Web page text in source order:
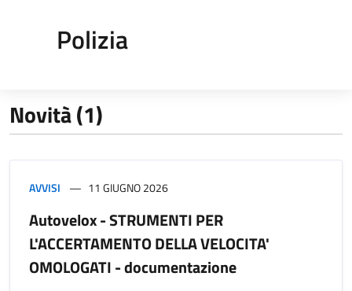
Polizia
Novità (1)
AVVISI 11 GIUGNO 2026
Autovelox - STRUMENTI PER
L'ACCERTAMENTO DELLA VELOCITA'
OMOLOGATI - documentazione